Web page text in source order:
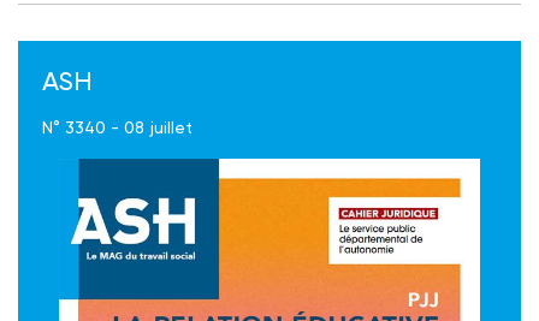
ASH
N° 3340 - 08 juillet